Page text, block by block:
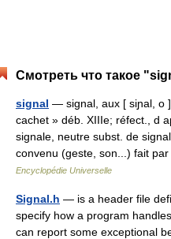
Смотреть что такое
signal — signal, aux [ siɲal, o ]
cachet » déb. XIIIe; réfect., d
signale, neutre subst. de
convenu (geste, son...) fait
Encyclopédie Universelle
Signal.h — is a header file
specify how a program
can report some exceptional